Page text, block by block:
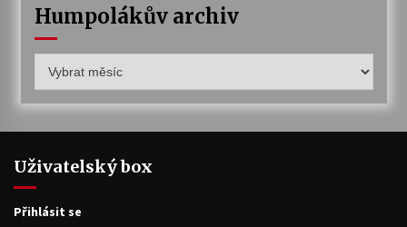
Humpolákův archiv
archiv
Uživatelský box
Přihlásit se